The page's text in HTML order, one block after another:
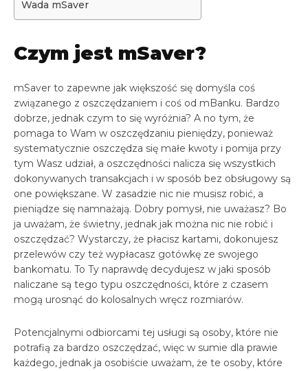
Wada mSaver
Czym jest mSaver?
mSaver to zapewne jak większość się domyśla coś
związanego z oszczędzaniem i coś od mBanku. Bardzo
dobrze, jednak czym to się wyróżnia? A no tym, że
pomaga to Wam w oszczędzaniu pieniędzy, ponieważ
systematycznie oszczędza się małe kwoty i pomija przy
tym Wasz udział, a oszczędności nalicza się wszystkich
dokonywanych transakcjach i w sposób bez obsługowy są
one powiększane. W zasadzie nic nie musisz robić, a
pieniądze się namnażają. Dobry pomysł, nie uważasz? Bo
ja uważam, że świetny, jednak jak można nic nie robić i
oszczędzać? Wystarczy, że płacisz kartami, dokonujesz
przelewów czy też wypłacasz gotówkę ze swojego
bankomatu. To Ty naprawdę decydujesz w jaki sposób
naliczane są tego typu oszczędności, które z czasem
mogą urosnąć do kolosalnych wręcz rozmiarów.
Potencjalnymi odbiorcami tej usługi są osoby, które nie
potrafią za bardzo oszczędzać, więc w sumie dla prawie
każdego, jednak ja osobiście uważam, że te osoby, które